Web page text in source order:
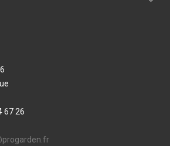
67 26